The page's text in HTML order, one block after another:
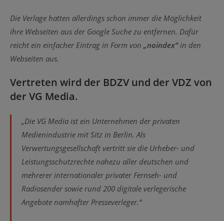
Die Verlage hatten allerdings schon immer die Möglichkeit
ihre Webseiten aus der Google Suche zu entfernen. Dafür
reicht ein einfacher Eintrag in Form von „noindex“in den
Webseiten aus.
Vertreten wird der BDZV und der VDZ von
der VG Media.
„Die VG Media ist ein Unternehmen der privaten
Medienindustrie mit Sitz in Berlin. Als
Verwertungsgesellschaft vertritt sie die Urheber- und
Leistungsschutzrechte nahezu aller deutschen und
mehrerer internationaler privater Fernseh- und
Radiosender sowie rund 200 digitale verlegerische
Angebote namhafter Presseverleger.“